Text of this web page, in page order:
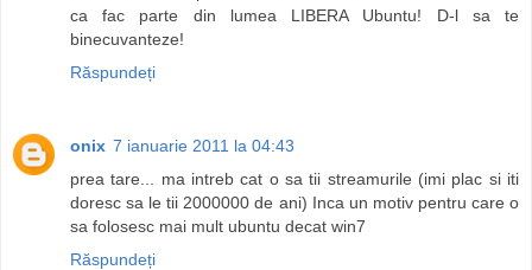
ca fac parte din lumea LIBERA Ubuntu! D-l sa te
binecuvanteze!
Răspundeți
onix 7 ianuarie 2011 la 04:43
prea tare... ma intreb cat o sa tii streamurile (imi plac si iti
doresc sa le tii 2000000 de ani) Inca un motiv pentru care o
sa folosesc mai mult ubuntu decat win7
Răspundeți